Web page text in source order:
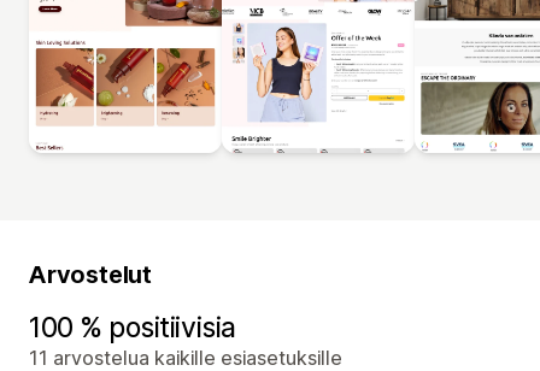
Arvostelut
100 % positiivisia
11 arvostelua kaikille esiasetuksille